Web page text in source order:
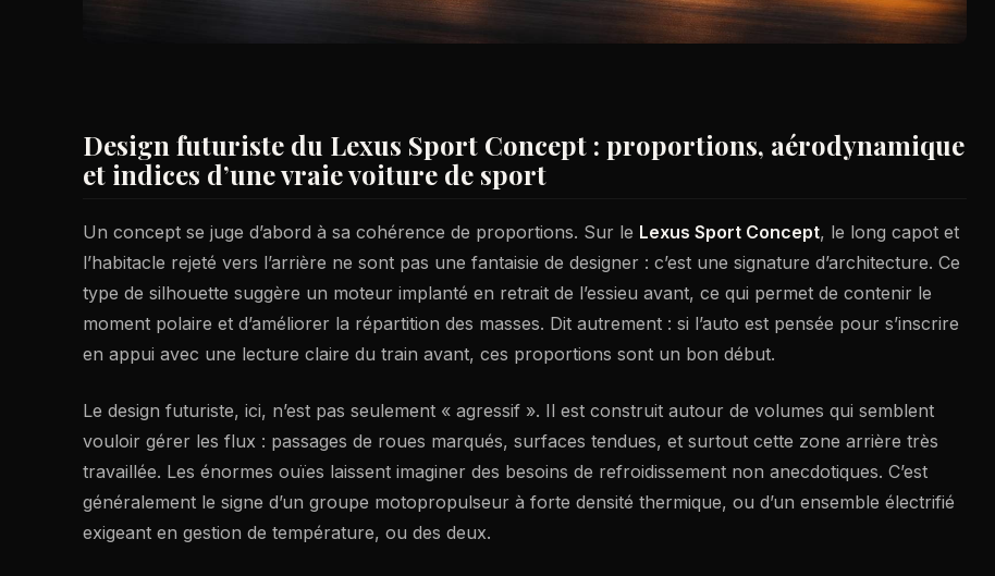
Design futuriste du Lexus Sport Concept : proportions, aérodynamique
et indices d’une vraie voiture de sport
Un concept se juge d’abord à sa cohérence de proportions. Sur le Lexus Sport Concept, le long capot et
l’habitacle rejeté vers l’arrière ne sont pas une fantaisie de designer : c’est une signature d’architecture. Ce
type de silhouette suggère un moteur implanté en retrait de l’essieu avant, ce qui permet de contenir le
moment polaire et d’améliorer la répartition des masses. Dit autrement : si l’auto est pensée pour s’inscrire
en appui avec une lecture claire du train avant, ces proportions sont un bon début.
Le design futuriste, ici, n’est pas seulement « agressif ». Il est construit autour de volumes qui semblent
vouloir gérer les flux : passages de roues marqués, surfaces tendues, et surtout cette zone arrière très
travaillée. Les énormes ouïes laissent imaginer des besoins de refroidissement non anecdotiques. C’est
généralement le signe d’un groupe motopropulseur à forte densité thermique, ou d’un ensemble électrifié
exigeant en gestion de température, ou des deux.